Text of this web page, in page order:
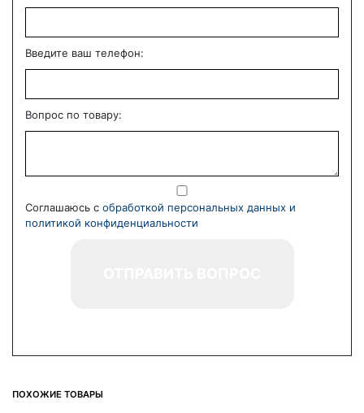
Введите ваш телефон:
Вопрос по товару:
Соглашаюсь с обработкой персональных данных и
политикой конфиденциальности
ПОХОЖИЕ ТОВАРЫ